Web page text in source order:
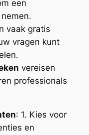
een
vaak gratis
vragen kunt
vereisen
professionals
: 1. Kies voor
en